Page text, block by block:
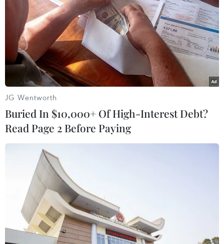
Chiều 17/2, Ủy viên Bộ Chính trị, Phó Thủ tướng Thường
trực Chính phủ Trương Hòa Bình đã đến thăm, tặng quà
các gia đình chính sách và nguyên lãnh đạo Đảng, Nhà
nước trên địa bàn thành phố Cần Thơ.
Thủ tướng tiếp đoàn đại biểu người có
JG Wentworth
Buried In $10,000+ Of High-Interest Debt?
Read Page 2 Before Paying